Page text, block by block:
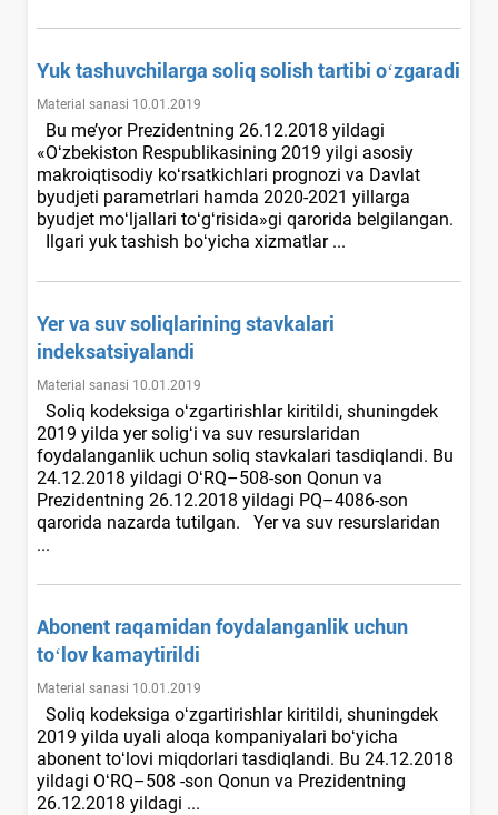
Yuk tashuvchilarga soliq solish tartibi oʻzgaradi
Material sanasi 10.01.2019
Bu me’yor Prezidentning 26.12.2018 yildagi
«Oʻzbekiston Respublikasining 2019 yilgi asosiy
makroiqtisodiy koʻrsatkichlari prognozi va Davlat
byudjeti parametrlari hamda 2020-2021 yillarga
byudjet moʻljallari toʻgʻrisida»gi qarorida belgilangan.
Ilgari yuk tashish boʻyicha хizmatlar ...
Yer va suv soliqlarining stavkalari
indeksatsiyalandi
Material sanasi 10.01.2019
Soliq kodeksiga oʻzgartirishlar kiritildi, shuningdek
2019 yilda yer soligʻi va suv resurslaridan
foydalanganlik uchun soliq stavkalari tasdiqlandi. Bu
24.12.2018 yildagi OʻRQ–508-son Qonun va
Prezidentning 26.12.2018 yildagi PQ–4086-son
qarorida nazarda tutilgan. Yer va suv resurslaridan
...
Abonent raqamidan foydalanganlik uchun
toʻlov kamaytirildi
Material sanasi 10.01.2019
Soliq kodeksiga oʻzgartirishlar kiritildi, shuningdek
2019 yilda uyali aloqa kompaniyalari boʻyicha
abonent toʻlovi miqdorlari tasdiqlandi. Bu 24.12.2018
yildagi OʻRQ–508 -son Qonun va Prezidentning
26.12.2018 yildagi ...